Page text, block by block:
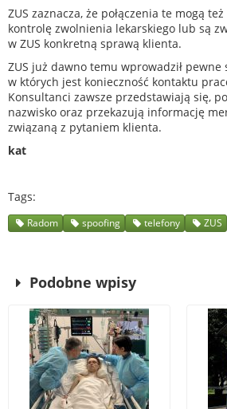
ZUS zaznacza, że połączenia te mogą
kontrolę zwolnienia lekarskiego lub są
w ZUS konkretną sprawą klienta.
ZUS już dawno temu wprowadził
w których jest konieczność kontaktu
Konsultanci zawsze przedstawiają się,
nazwisko oraz przekazują informację
związaną z pytaniem klienta.
kat
Tags
Radom spoofing telefony ZUS
Podobne wpisy